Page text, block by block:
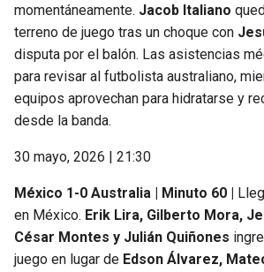
momentáneamente. Jacob Italiano
terreno de juego tras un choque con
disputa por el balón. Las asistencias
para revisar al futbolista australiano,
equipos aprovechan para hidratarse y
desde la banda.
30 mayo, 2026 | 21:30
México 1-0 Australia | Minuto 60 |
en México. Erik Lira, Gilberto Mora,
César Montes y Julián Quiñones
juego en lugar de Edson Álvarez,